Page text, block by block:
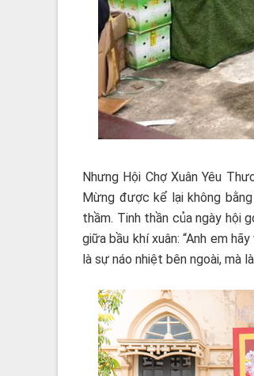
Nhưng Hội Chợ Xuân Yêu
Mừng được kể lại không
thầm. Tinh thần của ngày hội
giữa bầu khí xuân: “Anh em
là sự náo nhiệt bên ngoài, mà